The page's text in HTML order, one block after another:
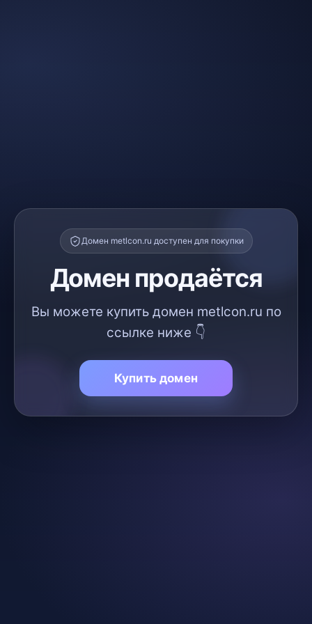
Домен metlcon.ru доступен для покупки
Домен продаётся
Вы можете купить домен metlcon.ru по
ссылке ниже 👇
Купить домен